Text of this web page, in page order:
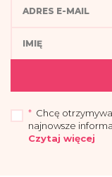
* Chcę
najnowsze
Czytaj więcej